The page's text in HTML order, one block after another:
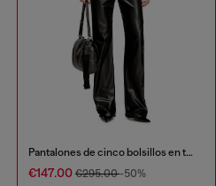
Pantalones de cinco bolsillos en tejido revestido
€147.00 €295.00-50%